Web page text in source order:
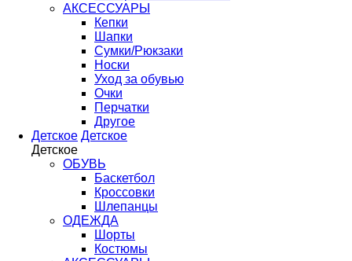
АКСЕССУАРЫ
Кепки
Шапки
Сумки/Рюкзаки
Носки
Уход за обувью
Очки
Перчатки
Другое
Детское Детское
Детское
ОБУВЬ
Баскетбол
Кроссовки
Шлепанцы
ОДЕЖДА
Шорты
Костюмы